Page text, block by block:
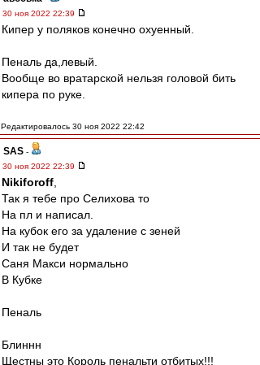
30 ноя 2022 22:39
Кипер у поляков конечно охуенный.
Пеналь да,левый.
Вообще во вратарской нельзя головой бить
кипера по руке.
Редактировалось 30 ноя 2022 22:42
SAS -
30 ноя 2022 22:39
Nikiforoff
Так я тебе про Селихова то
На пл и написал.
На кубок его за удаление с зеней
И так не будет
Саня Макси нормально
В Кубке
Пеналь
Блиннн
Щестны это Король пенальти отбитых!!!